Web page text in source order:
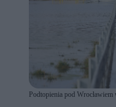
Podtopienia pod